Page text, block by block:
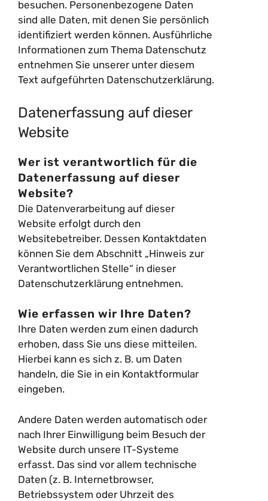
besuchen. Personenbezogene Daten
sind alle Daten, mit denen Sie persönlich
identifiziert werden können. Ausführliche
Informationen zum Thema Datenschutz
entnehmen Sie unserer unter diesem
Text aufgeführten Datenschutzerklärung.
Datenerfassung auf dieser
Website
Wer ist verantwortlich für die
Datenerfassung auf dieser
Website?
Die Datenverarbeitung auf dieser
Website erfolgt durch den
Websitebetreiber. Dessen Kontaktdaten
können Sie dem Abschnitt „Hinweis zur
Verantwortlichen Stelle“ in dieser
Datenschutzerklärung entnehmen.
Wie erfassen wir Ihre Daten?
Ihre Daten werden zum einen dadurch
erhoben, dass Sie uns diese mitteilen.
Hierbei kann es sich z. B. um Daten
handeln, die Sie in ein Kontaktformular
eingeben.
Andere Daten werden automatisch oder
nach Ihrer Einwilligung beim Besuch der
Website durch unsere IT-Systeme
erfasst. Das sind vor allem technische
Daten (z. B. Internetbrowser,
Betriebssystem oder Uhrzeit des